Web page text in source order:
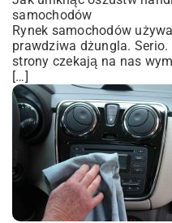
samochodów
Rynek samochodów
prawdziwa dżungla. Serio.
strony czekają na nas
[…]